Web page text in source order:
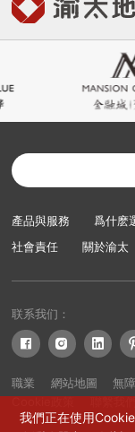
產品與服務 爲什麽
社會責任
關於渝太
联系我们：
  
職業 網站地圖 無
我們正在使用